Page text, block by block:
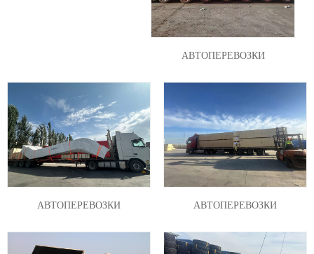
АВТОПЕРЕВОЗКИ
АВТОПЕРЕВОЗКИ
АВТОПЕРЕВОЗКИ